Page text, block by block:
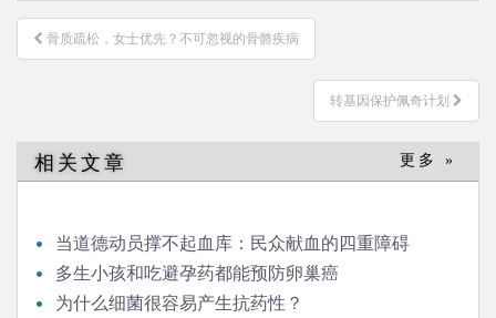
文
章
骨质疏松，女士优先？不可忽视的骨骼疾病
转基因保护佩奇计划
相关文章 更多 »
当道德动员撑不起血库：民众献血的四重障碍
多生小孩和吃避孕药都能预防卵巢癌
为什么细菌很容易产生抗药性？